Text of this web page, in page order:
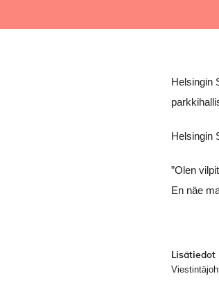
Helsingin
Helsingin
”Olen
En näe
Lisätiedot